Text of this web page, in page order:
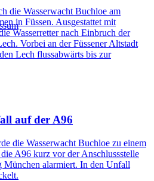
die Wasserwacht Buchloe am
in Füssen. Ausgestattet mit
Wasserretter nach Einbruch der
Vorbei an der Füssener Altstadt
Lech flussabwärts bis zur
auf der A96
die Wasserwacht Buchloe zu einem
A96 kurz vor der Anschlussstelle
alarmiert. In den Unfall